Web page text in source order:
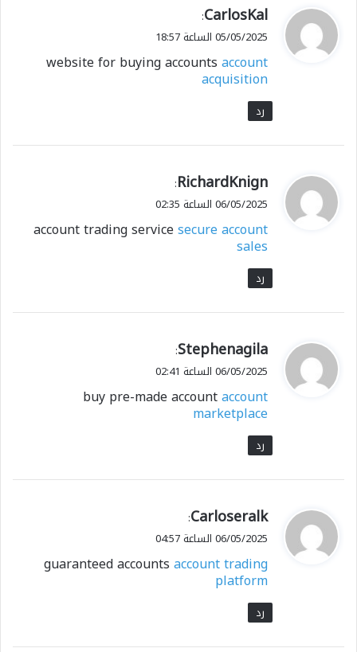
ي
ق
ل
CarlosKal
:
05/05/2025 الساعة 18:57
website for buying accountsaccount
acquisition
رد
ي
ق
ل
RichardKnign
:
06/05/2025 الساعة 02:35
account trading servicesecure account
sales
رد
ي
ق
ل
Stephenagila
:
06/05/2025 الساعة 02:41
buy pre-made accountaccount
marketplace
رد
ي
ق
ل
Carloseralk
:
06/05/2025 الساعة 04:57
guaranteed accountsaccount trading
platform
رد